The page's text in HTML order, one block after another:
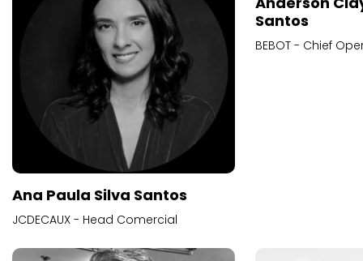
Ana Paula Silva Santos
JCDECAUX - Head Comercial
Santos
BEBOT - Chief